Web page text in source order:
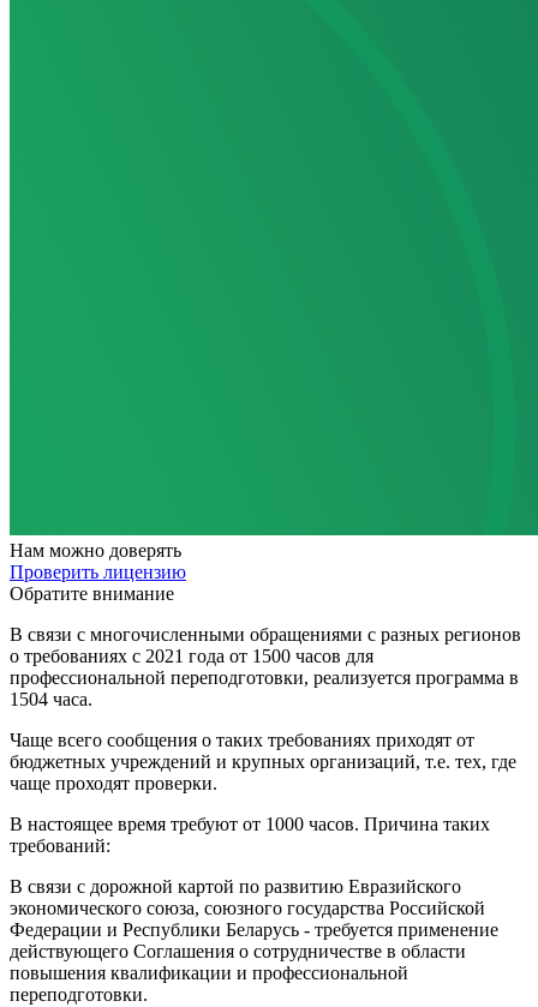
Нам можно доверять
Проверить лицензию
Обратите внимание
В связи с многочисленными обращениями с разных регионов
о требованиях с 2021 года от 1500 часов для
профессиональной переподготовки, реализуется программа в
1504 часа.
Чаще всего сообщения о таких требованиях приходят от
бюджетных учреждений и крупных организаций, т.е. тех, где
чаще проходят проверки.
В настоящее время требуют от 1000 часов. Причина таких
требований:
В связи с дорожной картой по развитию Евразийского
экономического союза, союзного государства Российской
Федерации и Республики Беларусь - требуется применение
действующего Соглашения о сотрудничестве в области
повышения квалификации и профессиональной
переподготовки.